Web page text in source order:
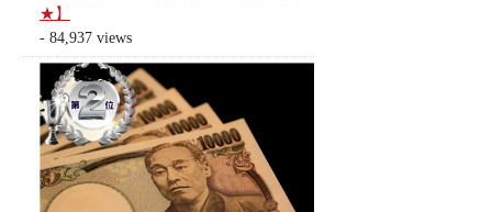
★】
- 84,937 views